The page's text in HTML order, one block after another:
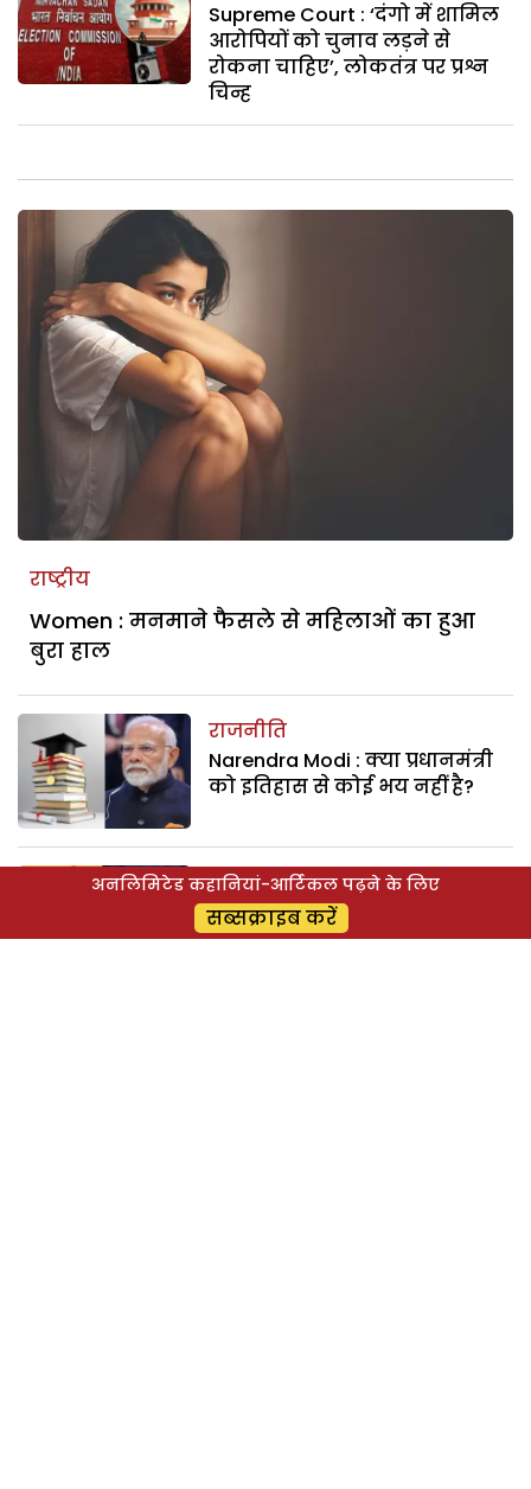
Supreme Court : ‘दंगो में शामिल
आरोपियों को चुनाव लड़ने से
रोकना चाहिए’, लोकतंत्र पर प्रश्न
चिन्ह
राष्ट्रीय
Women : मनमाने फैसले से महिलाओं का हुआ
बुरा हाल
राजनीति
Narendra Modi : क्या प्रधानमंत्री
को इतिहास से कोई भय नहीं है?
अंतरराष्ट्रीय
International : South Korea के
राष्ट्रपति की गिरफ्तारी, दुनिया के
अनलिमिटेड कहानियां-आर्टिकल पढ़ने के लिए
सब्सक्राइब करें